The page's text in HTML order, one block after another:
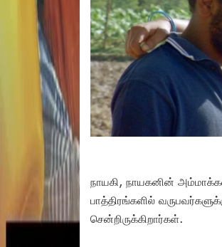
நாயகி, நாயகனின்
பாத்திரங்களில்
சென்றிருக்கிறார்கள்.